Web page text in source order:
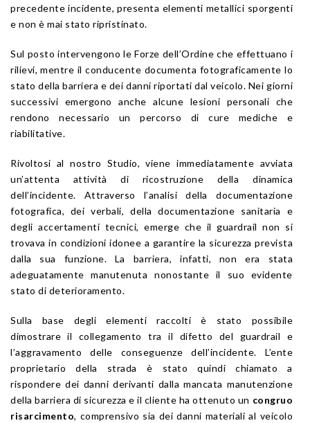
precedente incidente, presenta elementi metallici sporgenti
e non è mai stato ripristinato.
Sul posto intervengono le Forze dell’Ordine che effettuano i
rilievi, mentre il conducente documenta fotograficamente lo
stato della barriera e dei danni riportati dal veicolo. Nei giorni
successivi emergono anche alcune lesioni personali che
rendono necessario un percorso di cure mediche e
riabilitative.
Rivoltosi al nostro Studio, viene immediatamente avviata
un’attenta attività di ricostruzione della dinamica
dell’incidente. Attraverso l’analisi della documentazione
fotografica, dei verbali, della documentazione sanitaria e
degli accertamenti tecnici, emerge che il guardrail non si
trovava in condizioni idonee a garantire la sicurezza prevista
dalla sua funzione. La barriera, infatti, non era stata
adeguatamente manutenuta nonostante il suo evidente
stato di deterioramento.
Sulla base degli elementi raccolti è stato possibile
dimostrare il collegamento tra il difetto del guardrail e
l’aggravamento delle conseguenze dell’incidente. L’ente
proprietario della strada è stato quindi chiamato a
rispondere dei danni derivanti dalla mancata manutenzione
della barriera di sicurezza e il cliente ha ottenuto un congruo
risarcimento, comprensivo sia dei danni materiali al veicolo